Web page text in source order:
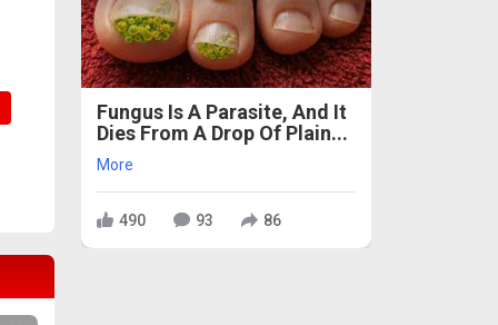
Fungus Is A Parasite, And It
Dies From A Drop Of Plain...
More
490 93 86